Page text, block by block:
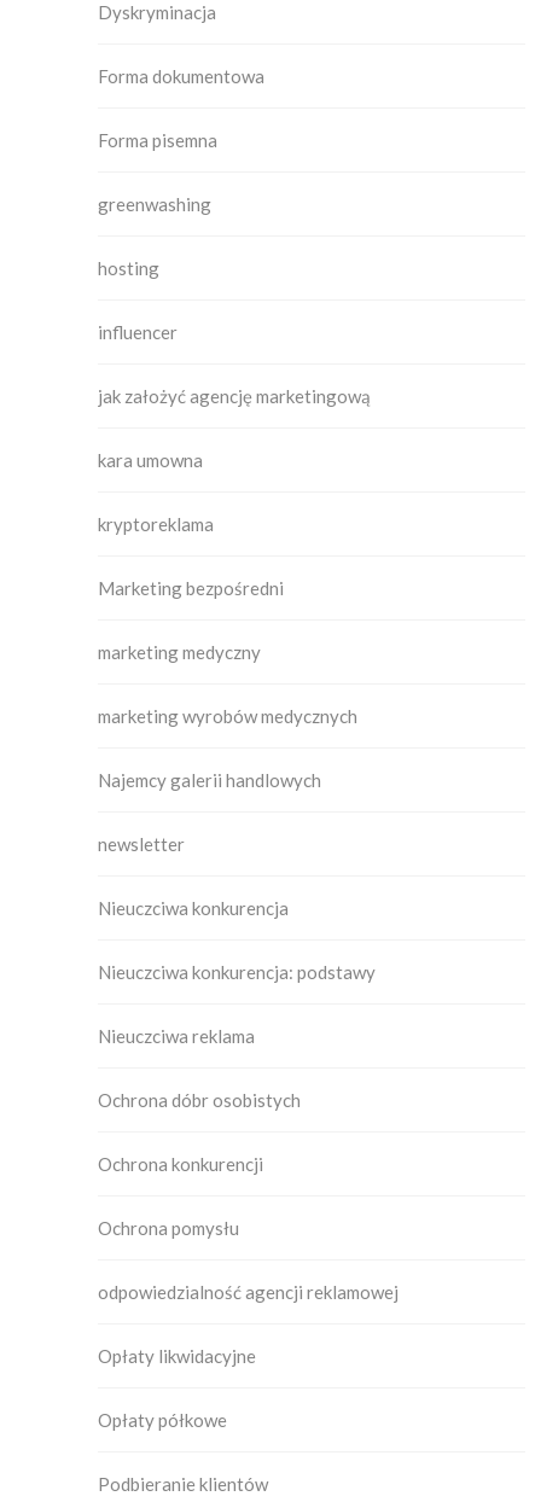
Dyskryminacja
Forma dokumentowa
Forma pisemna
greenwashing
hosting
influencer
jak założyć agencję marketingową
kara umowna
kryptoreklama
Marketing bezpośredni
marketing medyczny
marketing wyrobów medycznych
Najemcy galerii handlowych
newsletter
Nieuczciwa konkurencja
Nieuczciwa konkurencja: podstawy
Nieuczciwa reklama
Ochrona dóbr osobistych
Ochrona konkurencji
Ochrona pomysłu
odpowiedzialność agencji reklamowej
Opłaty likwidacyjne
Opłaty półkowe
Podbieranie klientów